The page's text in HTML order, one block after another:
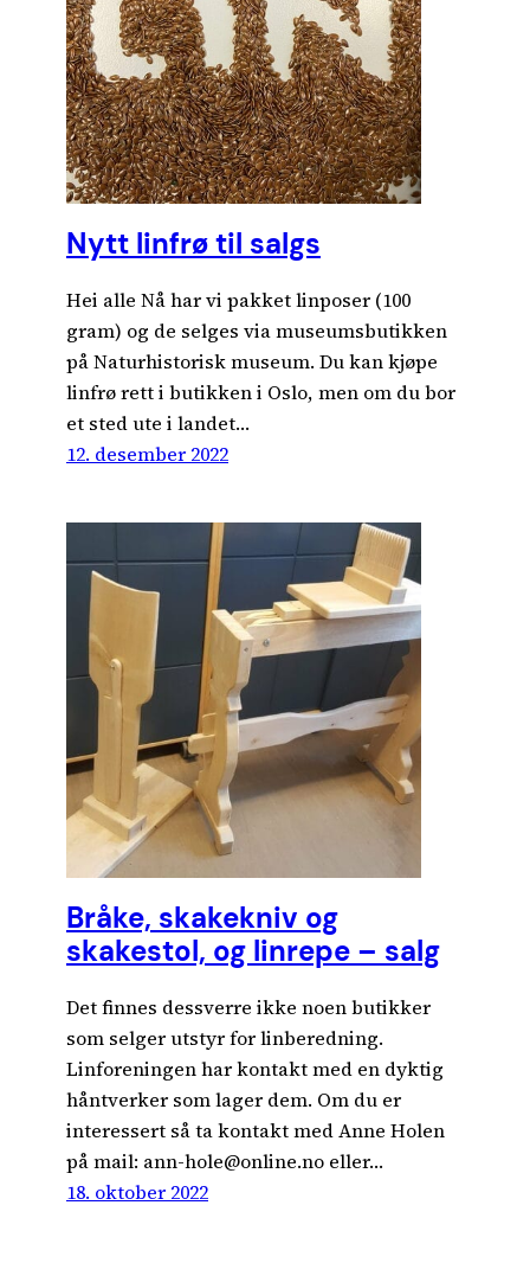
Nytt linfrø til salgs
Hei alle Nå har vi pakket linposer (100
gram) og de selges via museumsbutikken
på Naturhistorisk museum. Du kan kjøpe
linfrø rett i butikken i Oslo, men om du bor
et sted ute i landet…
12. desember 2022
Bråke, skakekniv og
skakestol, og linrepe – salg
Det finnes dessverre ikke noen butikker
som selger utstyr for linberedning.
Linforeningen har kontakt med en dyktig
håntverker som lager dem. Om du er
interessert så ta kontakt med Anne Holen
på mail: ann-hole@online.no eller…
18. oktober 2022